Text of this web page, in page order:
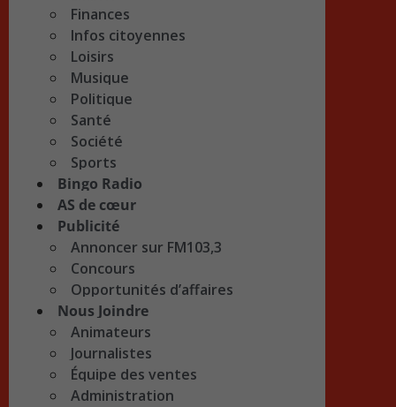
Finances
Infos citoyennes
Loisirs
Musique
Politique
Santé
Société
Sports
Bingo Radio
AS de cœur
Publicité
Annoncer sur FM103,3
Concours
Opportunités d’affaires
Nous Joindre
Animateurs
Journalistes
Équipe des ventes
Administration